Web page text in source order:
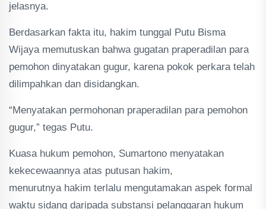
jelasnya.
Berdasarkan fakta itu, hakim tunggal Putu Bisma
Wijaya memutuskan bahwa gugatan praperadilan para
pemohon dinyatakan gugur, karena pokok perkara telah
dilimpahkan dan disidangkan.
“Menyatakan permohonan praperadilan para pemohon
gugur,” tegas Putu.
Kuasa hukum pemohon, Sumartono menyatakan
kekecewaannya atas putusan hakim,
menurutnya hakim terlalu mengutamakan aspek formal
waktu sidang daripada substansi pelanggaran hukum